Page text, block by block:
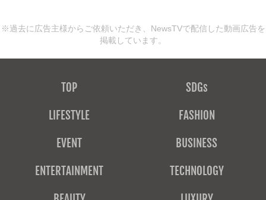
※過去に広告主様からご依頼いただき、NewsTVで配信した動画広告を
掲載しています。
TOP
SDGs
LIFESTYLE
FASHION
EVENT
BUSINESS
ENTERTAINMENT
TECHNOLOGY